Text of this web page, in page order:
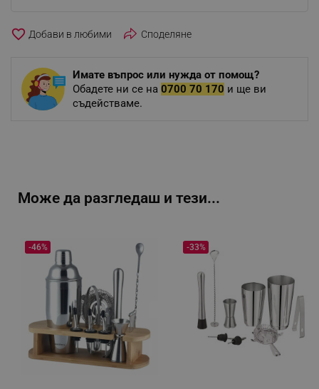
favorite_border Споделяне
Имате въпрос или нужда от помощ?
Обадете ни се на 0700 70 170 и ще ви
съдействаме.
Може да разгледаш и тези...
-46% -33%